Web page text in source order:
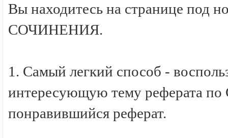
Вы находитесь на странице под
СОЧИНЕНИЯ.
1. Самый легкий способ -
интересующую тему реферата
понравившийся реферат.